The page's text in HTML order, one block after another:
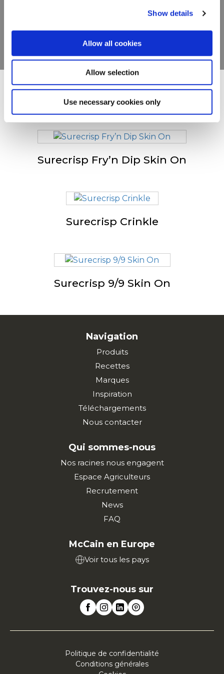
Show details
Allow all cookies
Allow selection
Use necessary cookies only
VOIR LES PRODUITS
D'autres ont également
consulté
Surecrisp Fry’n Dip Skin On
Surecrisp Crinkle
Surecrisp 9/9 Skin On
Navigation
Produits
Recettes
Marques
Inspiration
Téléchargements
Nous contacter
Qui sommes-nous
Nos racines nous engagent
Espace Agriculteurs
Recrutement
News
FAQ
McCain en Europe
Voir tous les pays
Trouvez-nous sur
Politique de confidentialité
Conditions générales